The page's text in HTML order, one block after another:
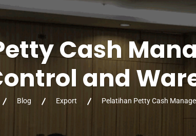
Cash
and
Blog Export Pelatihan Petty Cash